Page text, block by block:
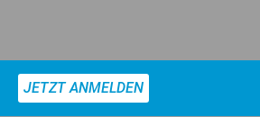
JETZT ANMELDEN